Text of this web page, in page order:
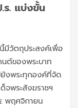
ร. แบ่งขั้น
มีวัตถุประสงค์เพื่อ
ต์ของพระบาท
ยังพระทุกองค์ที่จัด
พระสังฆราชฯ
พฤศจิกายน